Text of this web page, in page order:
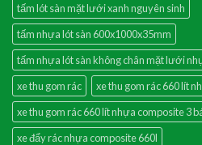
tấm lót sàn mặt lưới xanh nguyên sinh
tấm nhựa lót sàn 600x1000x35mm
tấm nhựa lót sàn không chân mặt lưới
xe thu gom rác
xe thu gom rác 660 lít
xe thu gom rác 660 lít nhựa composite 3
xe đẩy rác nhựa composite 660l